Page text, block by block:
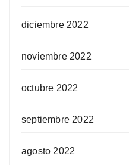
diciembre 2022
noviembre 2022
octubre 2022
septiembre 2022
agosto 2022